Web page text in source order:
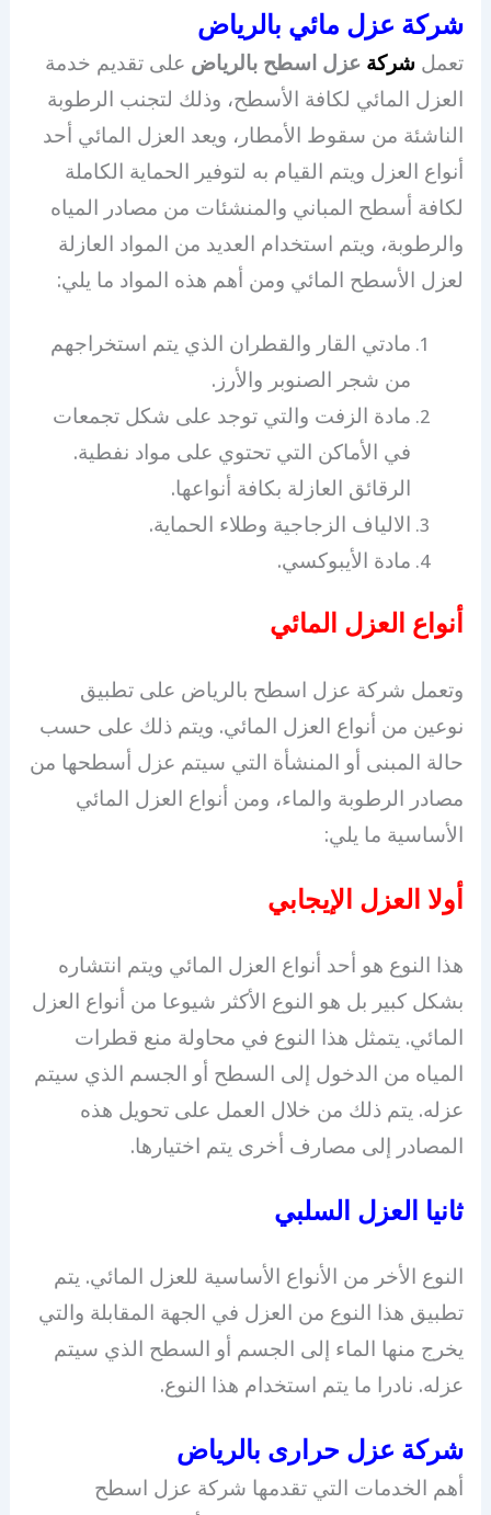
شركة عزل مائي بالرياض
تعمل شركة عزل اسطح بالرياض على تقديم خدمة
العزل المائي لكافة الأسطح، وذلك لتجنب الرطوبة
الناشئة من سقوط الأمطار، ويعد العزل المائي أحد
أنواع العزل ويتم القيام به لتوفير الحماية الكاملة
لكافة أسطح المباني والمنشئات من مصادر المياه
والرطوبة، ويتم استخدام العديد من المواد العازلة
لعزل الأسطح المائي ومن أهم هذه المواد ما يلي:
مادتي القار والقطران الذي يتم استخراجهم
من شجر الصنوبر والأرز.
مادة الزفت والتي توجد على شكل تجمعات
في الأماكن التي تحتوي على مواد نفطية.
الرقائق العازلة بكافة أنواعها.
الالياف الزجاجية وطلاء الحماية.
مادة الأيبوكسي.
أنواع العزل المائي
وتعمل شركة عزل اسطح بالرياض على تطبيق
نوعين من أنواع العزل المائي. ويتم ذلك على حسب
حالة المبنى أو المنشأة التي سيتم عزل أسطحها من
مصادر الرطوبة والماء، ومن أنواع العزل المائي
الأساسية ما يلي:
أولا العزل الإيجابي
هذا النوع هو أحد أنواع العزل المائي ويتم انتشاره
بشكل كبير بل هو النوع الأكثر شيوعا من أنواع العزل
المائي. يتمثل هذا النوع في محاولة منع قطرات
المياه من الدخول إلى السطح أو الجسم الذي سيتم
عزله. يتم ذلك من خلال العمل على تحويل هذه
المصادر إلى مصارف أخرى يتم اختيارها.
ثانيا العزل السلبي
النوع الأخر من الأنواع الأساسية للعزل المائي. يتم
تطبيق هذا النوع من العزل في الجهة المقابلة والتي
يخرج منها الماء إلى الجسم أو السطح الذي سيتم
عزله. نادرا ما يتم استخدام هذا النوع.
شركة عزل حرارى بالرياض
أهم الخدمات التي تقدمها شركة عزل اسطح